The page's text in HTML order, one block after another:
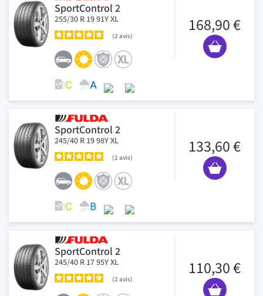
SportControl 2
255/30 R 19 91Y XL
2 avis
168,90 €
SportControl 2
245/40 R 19 98Y XL
2 avis
133,60 €
SportControl 2
245/40 R 17 95Y XL
2 avis
110,30 €